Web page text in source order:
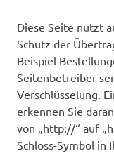
Diese Seite nutzt
Schutz der
Beispiel
Seitenbetreiber
Verschlüsselung.
erkennen Sie
von „http://“ auf
Schloss-Symbol in